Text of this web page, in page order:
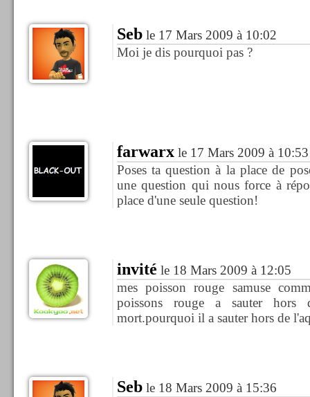
Seble 17 Mars 2009 à 10:02
Moi je dis pourquoi pas ?
farwarxle 17 Mars 2009 à 10:53
Poses ta question à la place de
une question qui nous force à
place d'une seule question!
invité le 18 Mars 2009 à 12:05
mes poisson rouge samuse
poissons rouge a sauter
mort.pourquoi il a sauter hors de
Seble 18 Mars 2009 à 15:36